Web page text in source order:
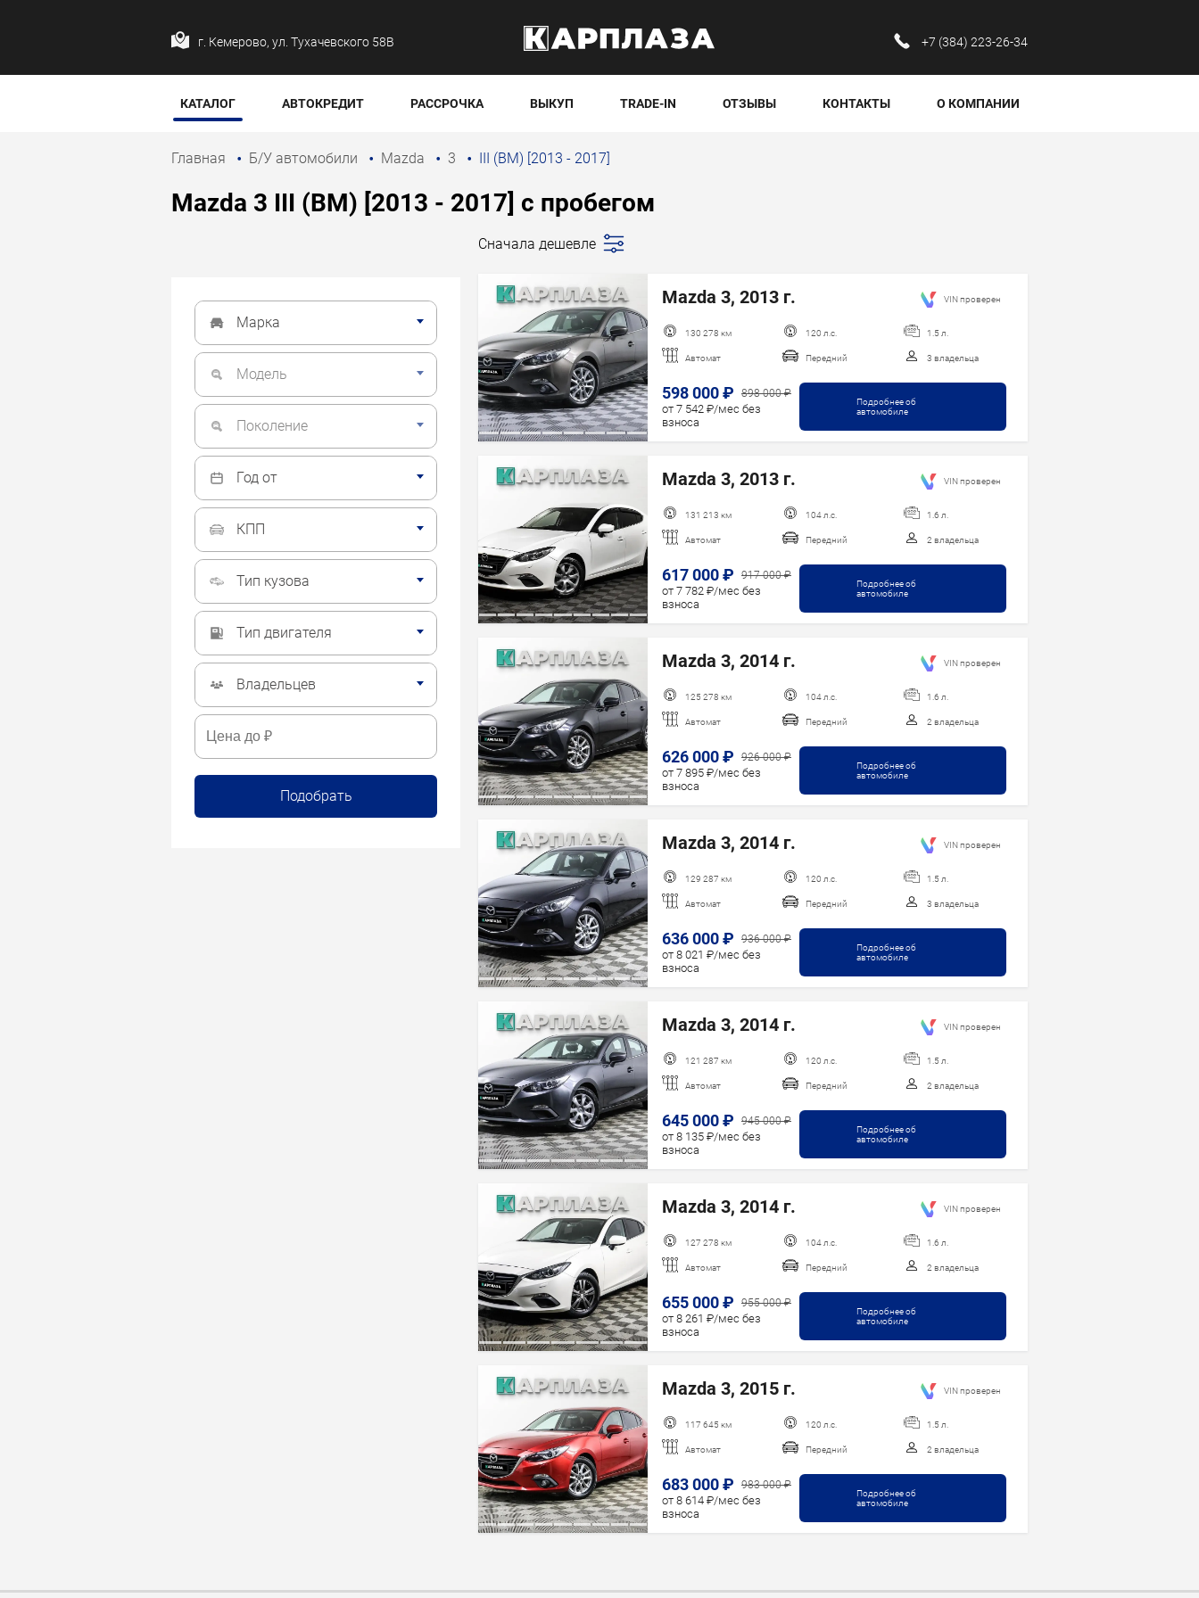
г. Кемерово, ул. Тухачевского 58В ‪+7 (384) 223-26-34‬
КАТАЛОГ АВТОКРЕДИТ РАССРОЧКА ВЫКУП TRADE-IN ОТЗЫВЫ КОНТАКТЫ О КОМПАНИИ
Главная Б/У автомобили Mazda 3 III (BM) [2013 - 2017]
Mazda 3 III (BM) [2013 - 2017] с пробегом
Сначала дешевле
поступления
Сначала дешевле
Сначала дороже
Пробег
Год новее
Год старше
Mazda 3, 2013 г.
130 278 км 120 л.с. 1.5 л.
Автомат Передний 3 владельца
598 000 ₽ 898 000 ₽
от 7 542 ₽/мес без
взноса
Подробнее об
автомобиле
VIN проверен
Mazda 3, 2013 г.
131 213 км 104 л.с. 1.6 л.
Автомат Передний 2 владельца
617 000 ₽ 917 000 ₽
от 7 782 ₽/мес без
взноса
Подробнее об
автомобиле
VIN проверен
Mazda 3, 2014 г.
125 278 км 104 л.с. 1.6 л.
Автомат Передний 2 владельца
626 000 ₽ 926 000 ₽
от 7 895 ₽/мес без
взноса
Подробнее об
автомобиле
VIN проверен
Mazda 3, 2014 г.
129 287 км 120 л.с. 1.5 л.
Автомат Передний 3 владельца
636 000 ₽ 936 000 ₽
от 8 021 ₽/мес без
взноса
Подробнее об
автомобиле
VIN проверен
Mazda 3, 2014 г.
121 287 км 120 л.с. 1.5 л.
Автомат Передний 2 владельца
645 000 ₽ 945 000 ₽
от 8 135 ₽/мес без
взноса
Подробнее об
автомобиле
VIN проверен
Mazda 3, 2014 г.
127 278 км 104 л.с. 1.6 л.
Автомат Передний 2 владельца
655 000 ₽ 955 000 ₽
от 8 261 ₽/мес без
взноса
Подробнее об
автомобиле
VIN проверен
Mazda 3, 2015 г.
117 645 км 120 л.с. 1.5 л.
Автомат Передний 2 владельца
683 000 ₽ 983 000 ₽
от 8 614 ₽/мес без
взноса
Подробнее об
автомобиле
VIN проверен
Марка
Модель
Поколение
Год от
КПП
Тип кузова
Тип двигателя
Владельцев
Подобрать